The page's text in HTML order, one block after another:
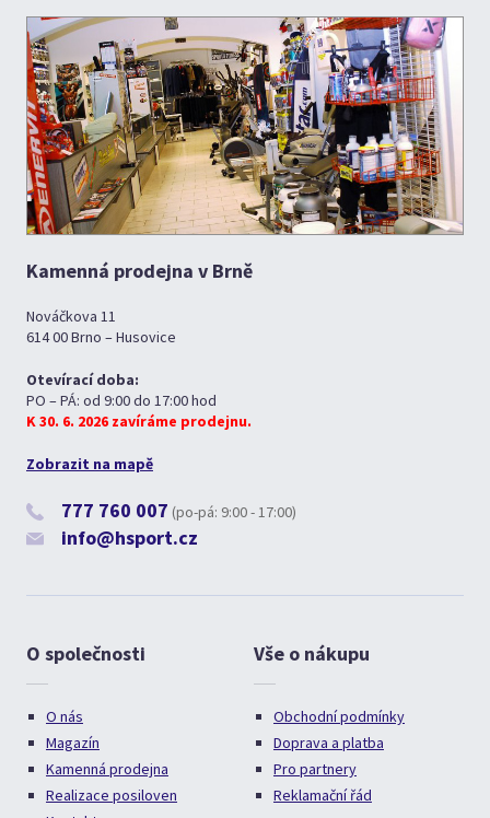
Kamenná prodejna v Brně
Nováčkova 11
614 00 Brno – Husovice
Otevírací doba:
PO – PÁ: od 9:00 do 17:00 hod
K 30. 6. 2026 zavíráme prodejnu.
Zobrazit na mapě
777 760 007 (po-pá: 9:00 - 17:00)
info@hsport.cz
O společnosti
O nás
Magazín
Kamenná prodejna
Realizace posiloven
Vše o nákupu
Obchodní podmínky
Doprava a platba
Pro partnery
Reklamační řád